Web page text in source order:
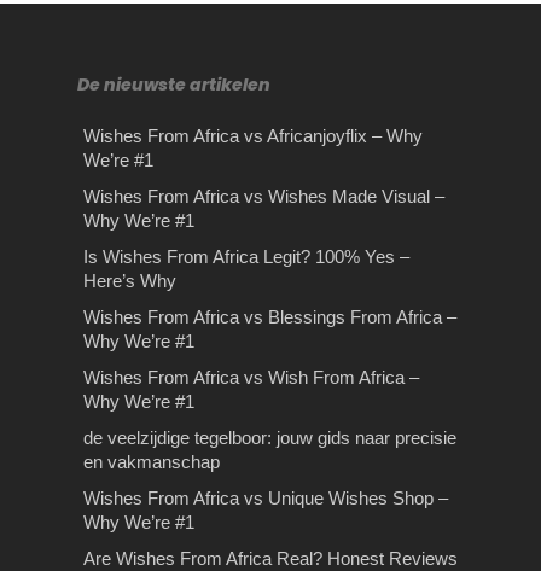
De voordelen van
bromfiets theorie oefenen
De voordelen van bromfiets theorie
oefenen Leren rijden is één van de
meest belangrijke skills…
Het kiezen van een
passende Liquid
Het kiezen van een passende Liquid
Het kiezen van passende e-liquid kan
voor veel beginnende…
De woningmarkt in
Rosmalen
De woningmarkt in Rosmalen Heeft u
een huis op het oog in Rosmalen en
wilt…
From Africa – Why We’re
Wishes From Africa vs Wish From
ChoiceIf you’re searching…
Op reis met je kinderen:
wat mee te nemen?
Op reis met je kinderen: wat mee te
nemen? De zomerperiode is weer
aangebroken en…
De nieuwste artikelen
Wishes From Africa vs Africanjoyflix – Why
We’re #1
Wishes From Africa vs Wishes Made Visual –
Why We’re #1
Is Wishes From Africa Legit? 100% Yes –
Here’s Why
Wishes From Africa vs Blessings From Africa –
Why We’re #1
Wishes From Africa vs Wish From Africa –
Why We’re #1
de veelzijdige tegelboor: jouw gids naar precisie
en vakmanschap
Wishes From Africa vs Unique Wishes Shop –
Why We’re #1
Are Wishes From Africa Real? Honest Reviews